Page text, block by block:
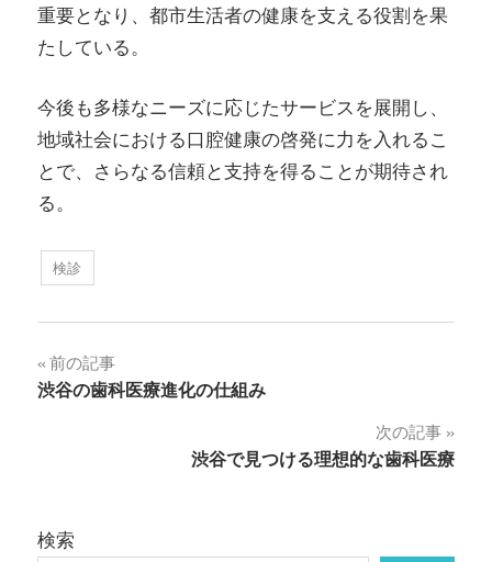
重要となり、都市生活者の健康を支える役割を果
たしている。
今後も多様なニーズに応じたサービスを展開し、
地域社会における口腔健康の啓発に力を入れるこ
とで、さらなる信頼と支持を得ることが期待され
る。
検診
投
稿
ゲ
前の記事
渋谷の歯科医療進化の仕組み
次の記事
渋谷で見つける理想的な歯科医療
検索